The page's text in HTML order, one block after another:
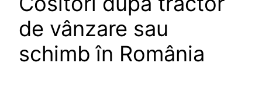
de vânzare sau
schimb în România